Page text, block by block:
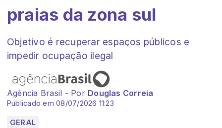
praias da zona sul
Objetivo é recuperar espaços públicos e
impedir ocupação ilegal
Agência Brasil - Por Douglas Correia
Publicado em 08/07/2026 11:23
GERAL